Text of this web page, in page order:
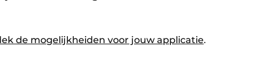
de mogelijkheiden voor jouw applicatie.